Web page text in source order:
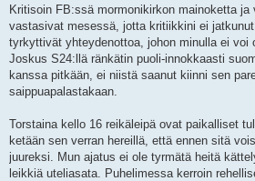
e
t
i
Kritisoin FB:ssä mormonikirkon mainoketta ja
vastasivat mesessä, jotta kritiikkini ei
tyrkyttivät yhteydenottoa, johon minulla ei voi
Joskus S24:llä ränkätin puoli-innokkaasti
kanssa pitkään, ei niistä saanut kiinni sen
saippuapalastakaan.
Torstaina kello 16 reikäleipä ovat paikalliset
ketään sen verran hereillä, että ennen sitä
juureksi. Mun ajatus ei ole tyrmätä heitä
leikkiä uteliasata. Puhelimessa kerroin